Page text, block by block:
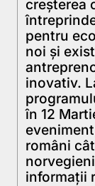
creșterea
pentru
noi și
inovativ.
în 12
români
informații